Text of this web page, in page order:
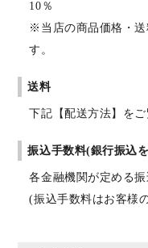
10％
※当店の商品価格・
す。
送料
下記【配送方法】をご
振込手数料(銀行振込
各金融機関が定める振
(振込手数料はお客様